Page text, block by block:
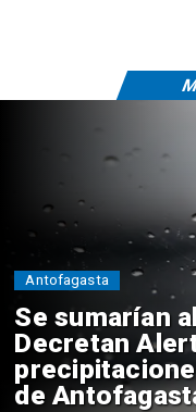
Se sumarían
Decretan
de
Antofagasta